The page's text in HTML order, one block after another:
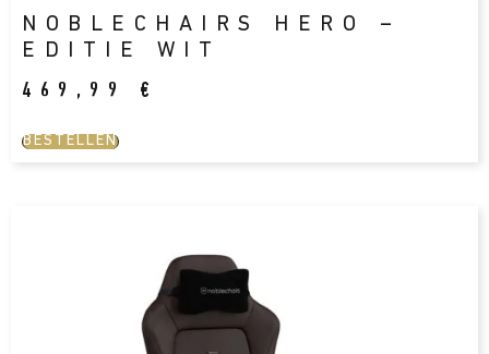
NOBLECHAIRS HERO –
EDITIE WIT
469,99 €
BESTELLEN